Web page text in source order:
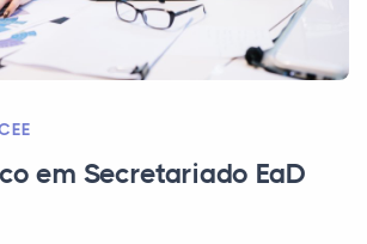
em Secretariado EaD